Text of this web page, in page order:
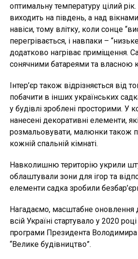
оптимальну температуру цілий
виходить на південь, а над
навіси, тому влітку, коли сонце
перегрівається, і навпаки –
додатково нагріває приміщення.
сонячними батареями та власною
Інтер’єр також відрізняється від
побачити в інших українських
у будівлі зроблені просторими. У
нанесені декоративні елементи,
розмальовувати, малюнки також
кожній спальній кімнаті.
Навколишню територію укрили
облаштували зони для ігор та
елементи садка зробили
Нагадаємо, масштабне оновлення
всій Україні стартувало у 2020
програми Президента
“Велике будівництво”.